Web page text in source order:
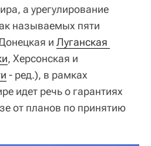
а урегулирование
называемых пяти
и Луганская
, Херсонская и
- ред.), в рамках
идет речь о гарантиях
от планов по принятию